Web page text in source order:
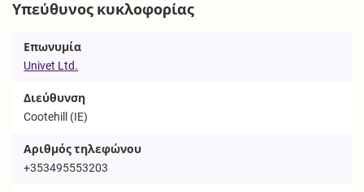
Υπεύθυνος κυκλοφορίας
Επωνυμία
Univet Ltd.
Διεύθυνση
Cootehill (IE)
Αριθμός τηλεφώνου
+353495553203